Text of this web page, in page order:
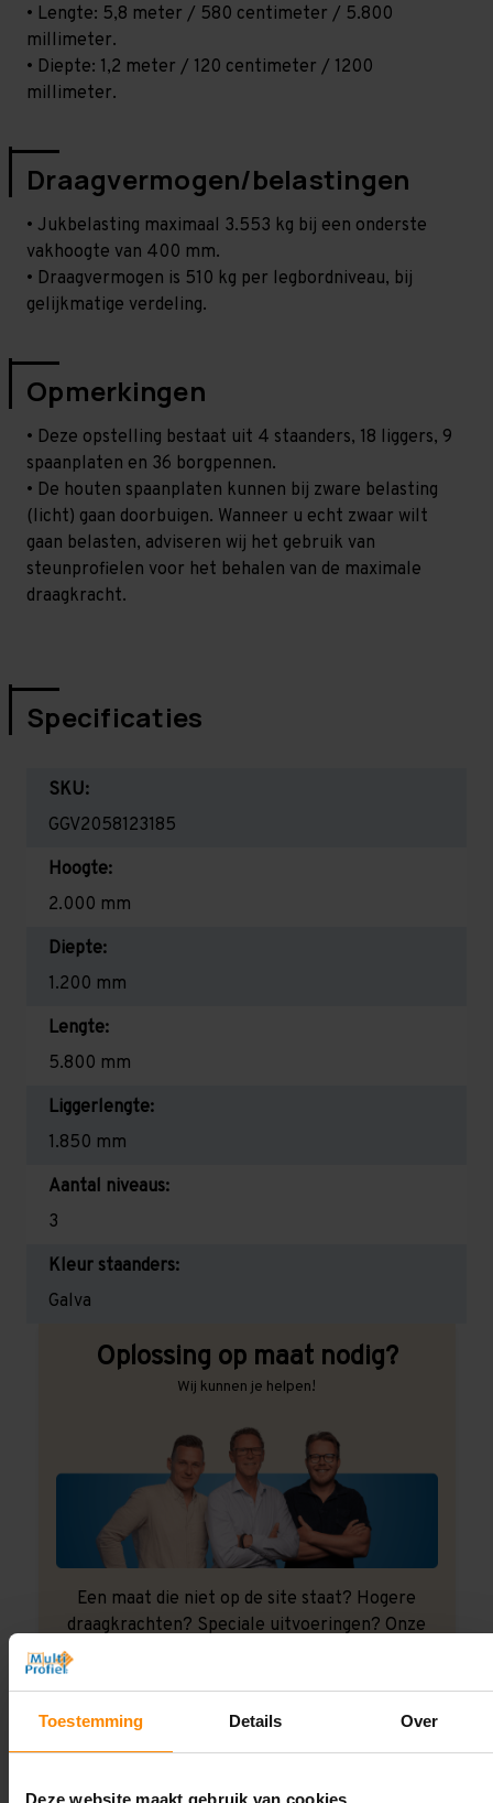
Toestemming Details Over
Deze website maakt gebruik van cookies
• Lengte: 5,8 meter / 580 centimeter / 5.800
millimeter.
• Diepte: 1,2 meter / 120 centimeter / 1200
millimeter.
Draagvermogen/belastingen
• Jukbelasting maximaal 3.553 kg bij een onderste
vakhoogte van 400 mm.
• Draagvermogen is 510 kg per legbordniveau, bij
gelijkmatige verdeling.
Opmerkingen
• Deze opstelling bestaat uit 4 staanders, 18 liggers, 9
spaanplaten en 36 borgpennen.
• De houten spaanplaten kunnen bij zware belasting
(licht) gaan doorbuigen. Wanneer u echt zwaar wilt
gaan belasten, adviseren wij het gebruik van
steunprofielen voor het behalen van de maximale
draagkracht.
Specificaties
SKU:
GGV2058123185
Hoogte:
2.000 mm
Diepte:
1.200 mm
Lengte:
5.800 mm
Liggerlengte:
1.850 mm
Aantal niveaus:
3
Kleur staanders:
Galva
Oplossing op maat nodig?
Wij kunnen je helpen!
Een maat die niet op de site staat? Hogere
draagkrachten? Speciale uitvoeringen? Onze
experts werken het graag uit! Maatwerk is onze
Contact met specialist